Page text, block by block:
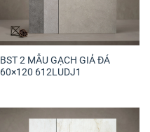
BST 2 MẪU GẠCH GIẢ ĐÁ
60×120 612LUDJ1